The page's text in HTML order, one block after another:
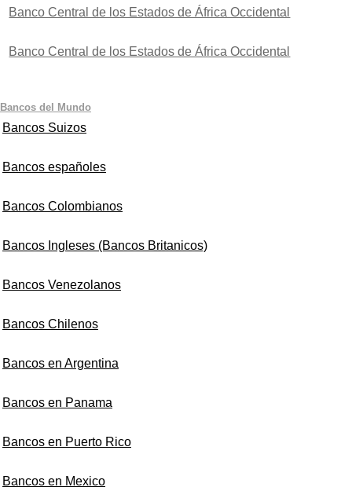
Banco Central de los Estados de África Occidental
Banco Central de los Estados de África Occidental
Bancos del Mundo
Bancos Suizos
Bancos españoles
Bancos Colombianos
Bancos Ingleses (Bancos Britanicos)
Bancos Venezolanos
Bancos Chilenos
Bancos en Argentina
Bancos en Panama
Bancos en Puerto Rico
Bancos en Mexico